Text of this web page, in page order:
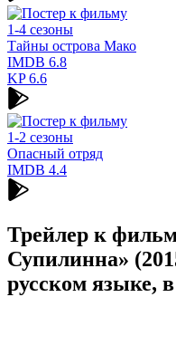
1-4 сезоны
Тайны острова Мако
IMDB 6.8
KP6.6
1-2 сезоны
Опасный отряд
IMDB 4.4
Трейлер к
Супилинна»
русском языке,